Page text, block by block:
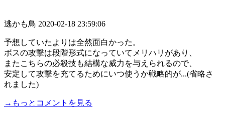
逃かも鳥 2020-02-18 23:59:06
予想していたよりは全然面白かった。
ボスの攻撃は段階形式になっていてメリハリがあり、
またこちらの必殺技も結構な威力を与えられるので、
安定して攻撃を充てるためにいつ使うか戦略的が...(省略さ
れました)
→もっとコメントを見る